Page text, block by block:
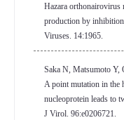
Hazara orthonairovirus
production by
Viruses. 14:1965.
Saka N, Matsumoto
A point mutation in the
nucleoprotein leads to
J Virol. 96:e0206721.